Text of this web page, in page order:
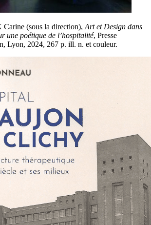
(sous la direction), Art et Design dans
une poétique de l’hospitalité, Presse
Lyon, 2024, 267 p. ill. n. et couleur.